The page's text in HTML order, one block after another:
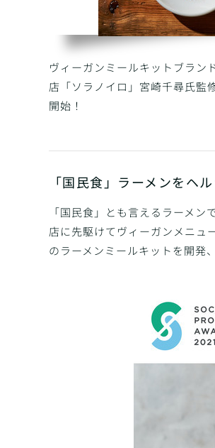
ヴィーガンミールキットブラン
店「ソラノイロ」宮崎千尋氏監
開始！
「国民食」ラーメンをヘ
「国民食」とも言えるラーメ
店に先駆けてヴィーガンメニュ
のラーメンミールキットを開発